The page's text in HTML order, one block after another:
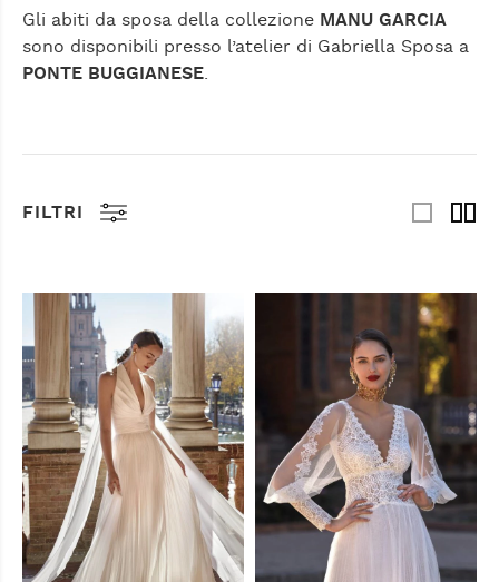
Gli abiti da sposa della collezione MANU GARCIA
sono disponibili presso l’atelier di Gabriella Sposa a
PONTE BUGGIANESE
FILTRI